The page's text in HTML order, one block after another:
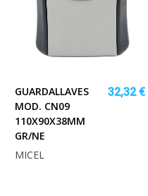
GUARDALLAVES
MOD. CN09
110X90X38MM
GR/NE
32,32 €
MICEL